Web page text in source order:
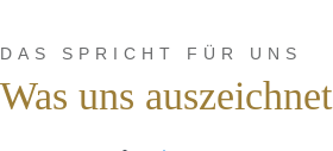
DAS SPRICHT FÜR UNS
Was uns auszeichnet